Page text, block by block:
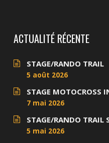
ACTUALITÉ RÉCENTE
STAGE/RANDO TRAIL
5 août 2026
STAGE MOTOCROSS
7 mai 2026
STAGE/RANDO TRAIL
5 mai 2026